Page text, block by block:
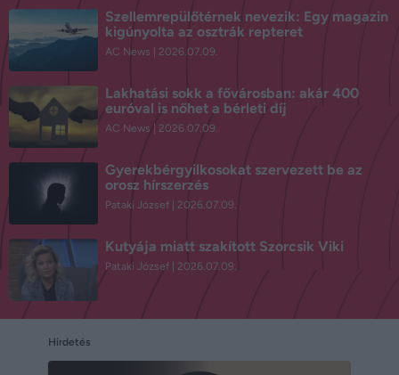
Szellemrepülőtérnek nevezik: Egy magazin
kigúnyolta az osztrák repteret
AC News 2026.07.09.
Lakhatási sokk a fővárosban: akár 400
euróval is nőhet a bérleti díj
AC News 2026.07.09.
Gyerekbérgyilkosokat szervezett be az
orosz hírszerzés
Pataki József 2026.07.09.
Kutyája miatt szakított Szorcsik Viki
Pataki József 2026.07.09.
Hirdetés